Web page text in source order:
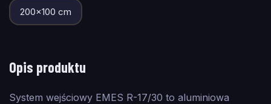
200×100 cm
Opis produktu
System wejściowy EMES R-17/30 to aluminiowa